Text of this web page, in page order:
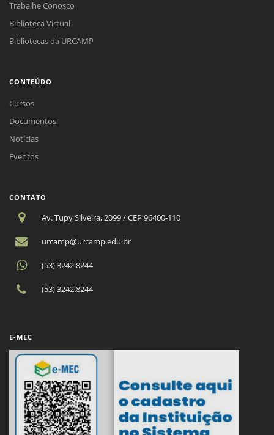
Trabalhe Conosco
Biblioteca Virtual
Bibliotecas da URCAMP
CONTEÚDO
Cursos
Documentos
Notícias
Eventos
CONTATO
Av. Tupy Silveira, 2099 / CEP 96400-110
urcamp@urcamp.edu.br
(53) 3242.8244
(53) 3242.8244
E-MEC